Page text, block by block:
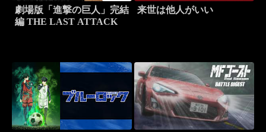
劇場版「進撃の巨人」完結
編 THE LAST ATTACK
来世は他人がいい